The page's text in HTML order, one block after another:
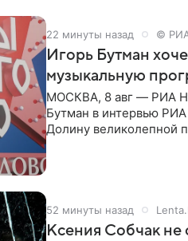
22 минуты назад ©
Игорь Бутман
музыкальную
МОСКВА, 8 авг — РИА
Бутман в интервью
Долину великолепной
52 минуты назад
Ксения Собчак не